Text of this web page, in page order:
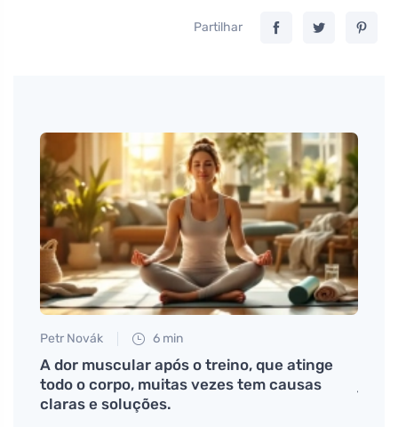
Partilhar
Petr Novák 6 min
A dor muscular após o treino, que atinge
todo o corpo, muitas vezes tem causas
claras e soluções.